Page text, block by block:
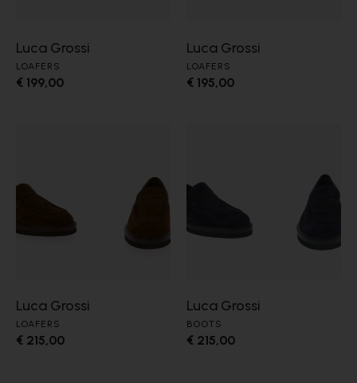
Luca Grossi
LOAFERS
€ 199,00
Luca Grossi
LOAFERS
€ 195,00
Luca Grossi
LOAFERS
€ 215,00
Luca Grossi
BOOTS
€ 215,00